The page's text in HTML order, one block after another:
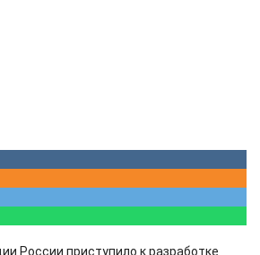
России приступило к разработке